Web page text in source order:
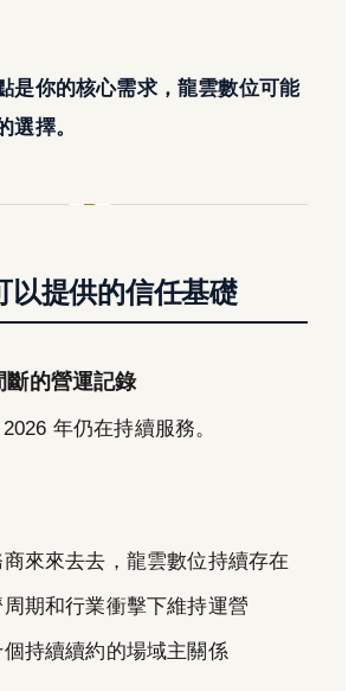
是你的核心需求，龍雲數位可能
選擇。
以提供的信任基礎
斷的營運記錄
年仍在持續服務。
來來去去，龍雲數位持續存在
期和行業衝擊下維持運營
持續續約的場域主關係